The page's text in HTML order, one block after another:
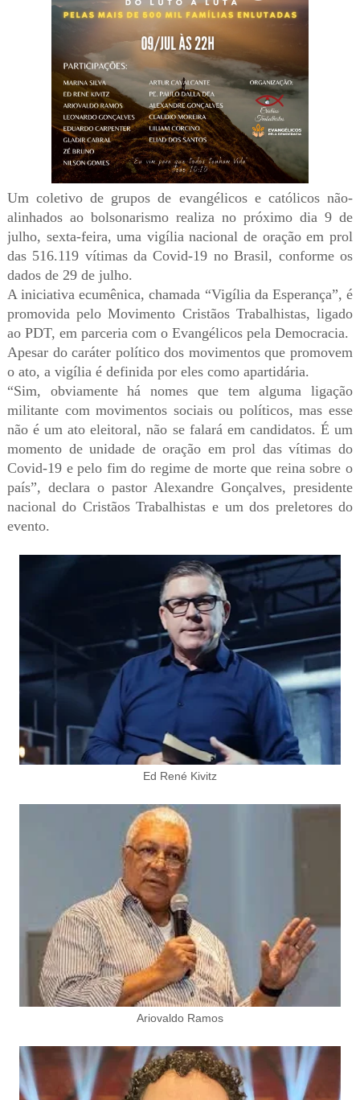
Um coletivo de grupos de evangélicos e católicos não-
alinhados ao bolsonarismo realiza no próximo dia 9 de
julho, sexta-feira, uma vigília nacional de oração em prol
das 516.119 vítimas da Covid-19 no Brasil, conforme os
dados de 29 de julho.
A iniciativa ecumênica, chamada “Vigília da Esperança”, é
promovida pelo Movimento Cristãos Trabalhistas, ligado
ao PDT, em parceria com o Evangélicos pela Democracia.
Apesar do caráter político dos movimentos que promovem
o ato, a vigília é definida por eles como apartidária.
“Sim, obviamente há nomes que tem alguma ligação
militante com movimentos sociais ou políticos, mas esse
não é um ato eleitoral, não se falará em candidatos. É um
momento de unidade de oração em prol das vítimas do
Covid-19 e pelo fim do regime de morte que reina sobre o
país”, declara o pastor Alexandre Gonçalves, presidente
nacional do Cristãos Trabalhistas e um dos preletores do
evento.
Ed René Kivitz
Ariovaldo Ramos